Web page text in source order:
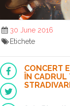
30 June 2016
Etichete
CONCERT
ÎN